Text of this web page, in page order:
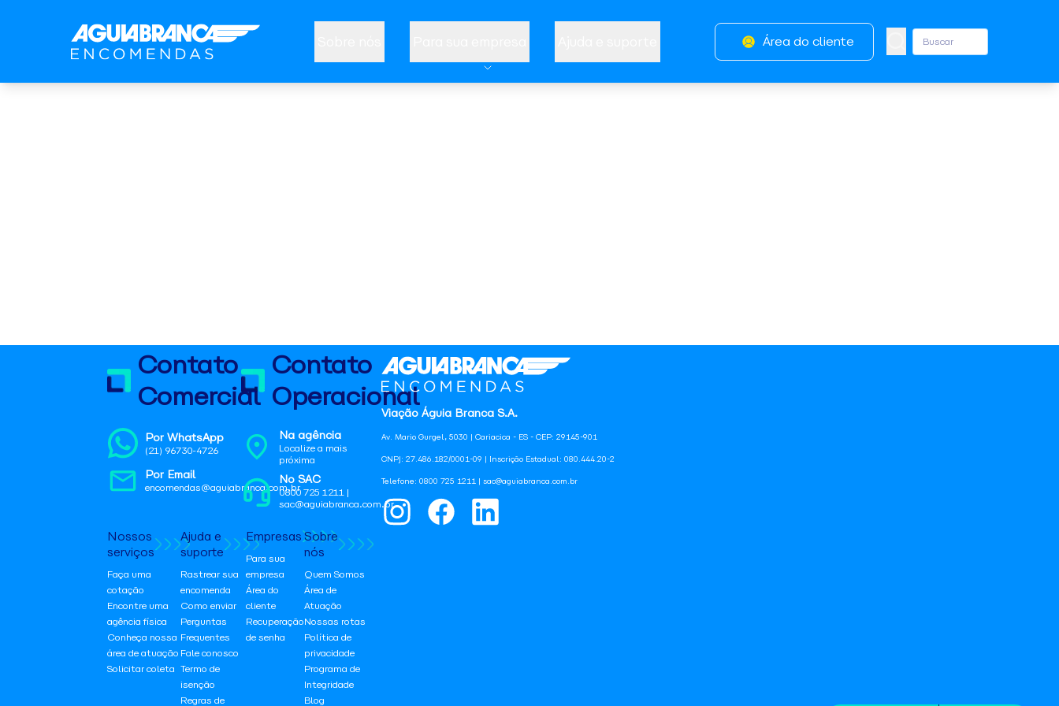
Área do cliente
Viação Águia Branca S.A.
Av. Mario Gurgel, 5030 | Cariacica - ES - CEP: 29145-901
CNPJ: 27.486.182/0001-09 | Inscrição Estadual: 080.444.20-2
Telefone: 0800 725 1211 | sac@aguiabranca.com.br
Contato
Comercial
Por WhatsApp
(21) 96730-4726
Por Email
encomendas@aguiabranca.com.br
Contato
Operacional
Na agência
Localize a mais
próxima
No SAC
0800 725 1211 |
sac@aguiabranca.com.br
Nossos
serviços
Faça uma
cotação
Encontre uma
agência física
Conheça nossa
área de atuação
Solicitar coleta
Ajuda e
suporte
Rastrear sua
encomenda
Como enviar
Perguntas
Frequentes
Fale conosco
Termo de
isenção
Regras de
Empresas
Para sua
empresa
Área do
cliente
Recuperação
de senha
Sobre
nós
Quem Somos
Área de
Atuação
Nossas rotas
Política de
privacidade
Programa de
Integridade
Blog